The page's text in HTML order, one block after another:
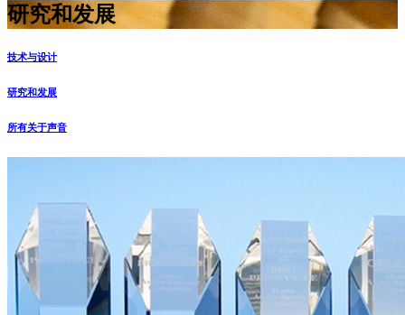
研究和发展
技术与设计
研究和发展
所有关于声音